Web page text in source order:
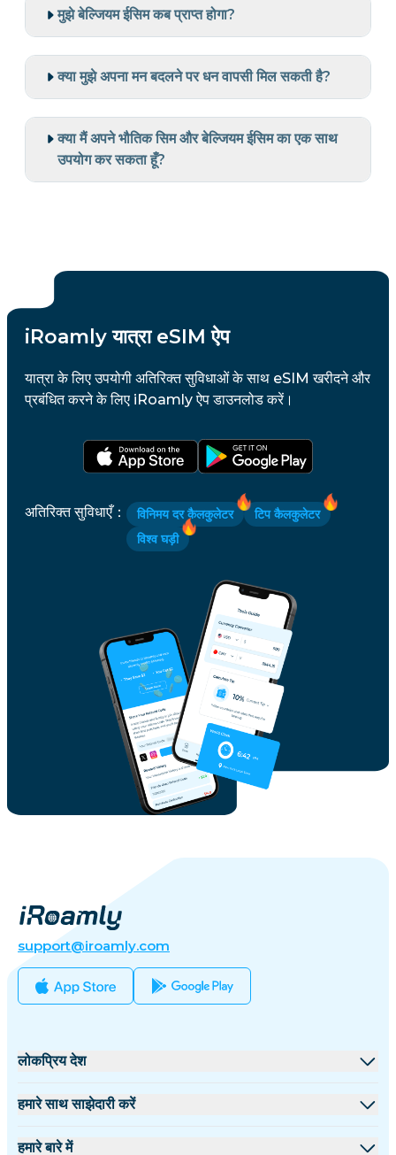
मुझे बेल्जियम ईसिम कब प्राप्त होगा?
क्या मुझे अपना मन बदलने पर धन वापसी मिल सकती है?
क्या मैं अपने भौतिक सिम और बेल्जियम ईसिम का एक साथ
उपयोग कर सकता हूँ?
iRoamly यात्रा eSIM ऐप
यात्रा के लिए उपयोगी अतिरिक्त सुविधाओं के साथ eSIM खरीदने और
प्रबंधित करने के लिए iRoamly ऐप डाउनलोड करें।
अतिरिक्त सुविधाएँ： विनिमय दर कैलकुलेटर
टिप कैलकुलेटर
विश्व घड़ी
support@iroamly.com
लोकप्रिय देश
संयुक्त राज्य
हमारे साथ साझेदारी करें
थोक मंच
हमारे बारे में